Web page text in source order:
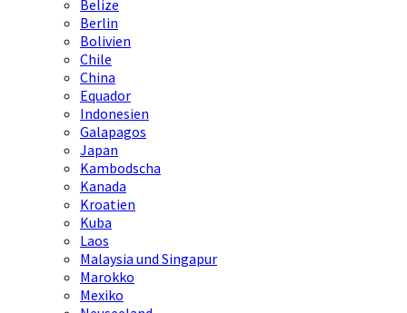
Belize
Berlin
Bolivien
Chile
China
Equador
Indonesien
Galapagos
Japan
Kambodscha
Kanada
Kroatien
Kuba
Laos
Malaysia und Singapur
Marokko
Mexiko